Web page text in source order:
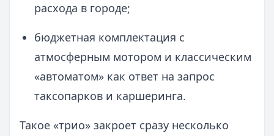
расхода в городе;
бюджетная комплектация с
атмосферным мотором и классическим
«автоматом» как ответ на запрос
таксопарков и каршеринга.
Такое «трио» закроет сразу несколько